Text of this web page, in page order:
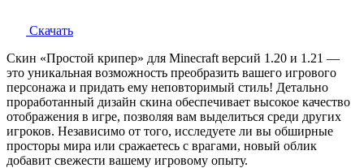
Скачать
Скин «Простой крипер» для Minecraft версий 1.20 и 1.21 —
это уникальная возможность преобразить вашего игрового
персонажа и придать ему неповторимый стиль! Детально
проработанный дизайн скина обеспечивает высокое качество
отображения в игре, позволяя вам выделиться среди других
игроков. Независимо от того, исследуете ли вы обширные
просторы мира или сражаетесь с врагами, новый облик
добавит свежести вашему игровому опыту.